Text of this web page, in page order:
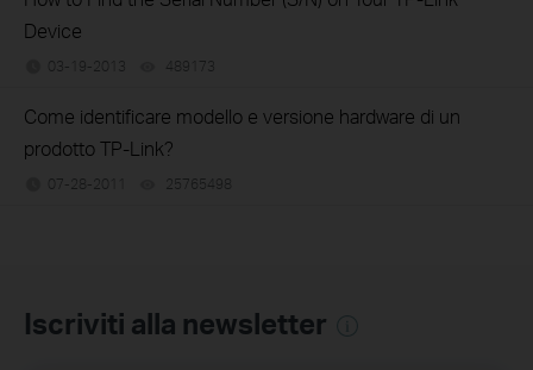
Device
03-19-2013 489173
Come identificare modello e versione hardware di un
prodotto TP-Link?
07-28-2011 25765498
Iscriviti alla newsletter